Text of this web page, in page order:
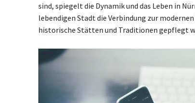
sind, spiegelt die Dynamik und das Leben in
lebendigen Stadt die Verbindung zur
historische Stätten und Traditionen gepflegt